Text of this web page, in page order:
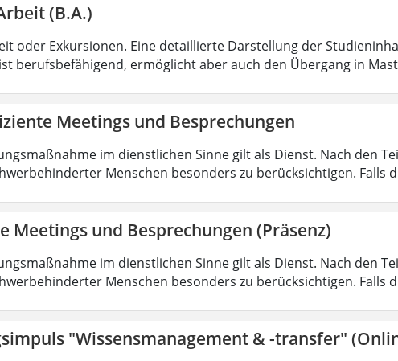
(B.A.)
oder Exkursionen. Eine detaillierte Darstellung der
berufsbefähigend, ermöglicht aber auch den Übergang in
Meetings und Besprechungen
im dienstlichen Sinne gilt als Dienst. Nach den
Menschen besonders zu berücksichtigen. Falls
Meetings und Besprechungen (Präsenz)
im dienstlichen Sinne gilt als Dienst. Nach den
Menschen besonders zu berücksichtigen. Falls
"Wissensmanagement & -transfer"